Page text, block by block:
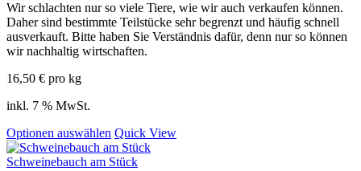
Wir schlachten nur so viele Tiere, wie wir auch verkaufen können.
Daher sind bestimmte Teilstücke sehr begrenzt und häufig schnell
ausverkauft. Bitte haben Sie Verständnis dafür, denn nur so können
wir nachhaltig wirtschaften.
16,50 € pro kg
inkl. 7 % MwSt.
Optionen auswählen Quick View
Schweinebauch am Stück